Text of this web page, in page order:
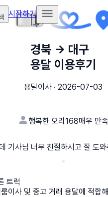
시작하기
경북 → 대구
용달 이용후기
용달이사 · 2026-07-03
행복한 오리168매우 만족
기사님 너무 친절하시고 잘 도
트럭
이사 및 중고 거래 용달에 적합